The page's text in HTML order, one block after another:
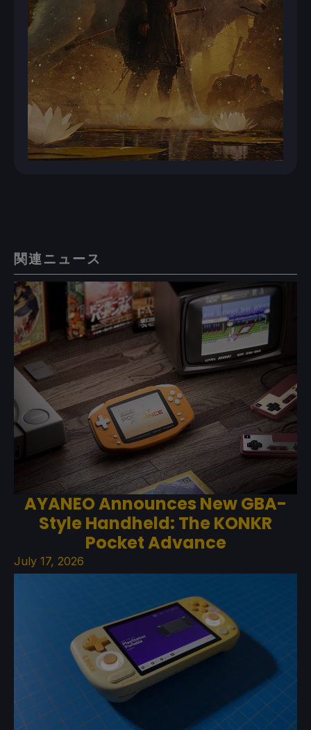
関連ニュース
AYANEO Announces New GBA-
Style Handheld: The KONKR
Pocket Advance
July 17, 2026